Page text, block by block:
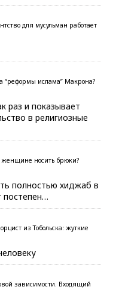
для мусульман работает
“реформы ислама” Макрона?
раз и показывает
в религиозные
носить брюки?
полностью хиджаб в
постепен…
из Тобольска: жуткие
зависимости. Входящий